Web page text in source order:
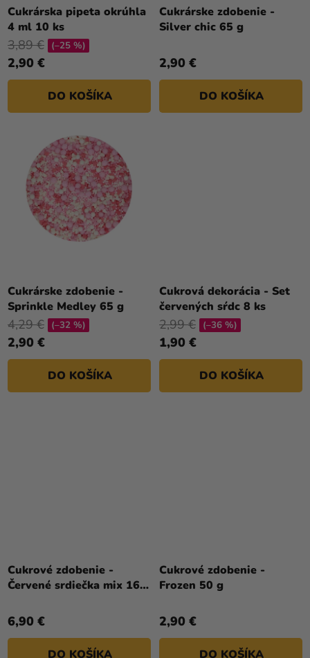
a merch
Sviatky
Kreatívne
potreby
Personalizované
Témy
Výpredaj
O
nás
Kontakt
T
O
V
Cukrárska pipeta okrúhla
4 ml 10 ks
2,90 €
3,89 € (–25 %)
DO KOŠÍKA
Cukrárske zdobenie -
Silver chic 65 g
2,90 €
DO KOŠÍKA
Cukrárske zdobenie -
Sprinkle Medley 65 g
2,90 €
4,29 € (–32 %)
DO KOŠÍKA
Cukrová dekorácia - Set
červených sŕdc 8 ks
1,90 €
2,99 € (–36 %)
DO KOŠÍKA
Cukrové zdobenie -
Červené srdiečka mix 16
6,90 €
DO KOŠÍKA
Cukrové zdobenie -
Frozen 50 g
2,90 €
DO KOŠÍKA